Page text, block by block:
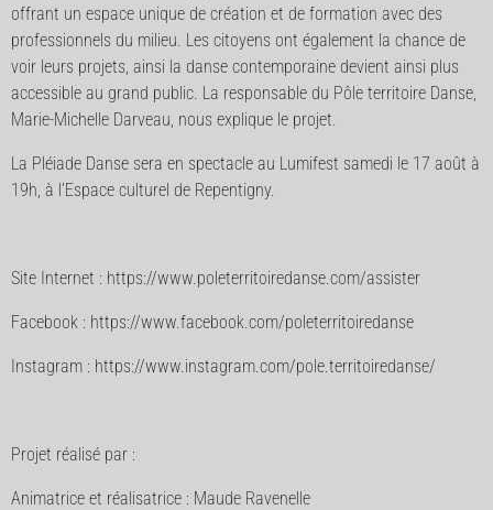
offrant un espace unique de création et de formation avec des
professionnels du milieu. Les citoyens ont également la chance de
voir leurs projets, ainsi la danse contemporaine devient ainsi plus
accessible au grand public. La responsable du Pôle territoire Danse,
Marie-Michelle Darveau, nous explique le projet.
La Pléiade Danse sera en spectacle au Lumifest samedi le 17 août à
19h, à l’Espace culturel de Repentigny.
Site Internet : https://www.poleterritoiredanse.com/assister
Facebook : https://www.facebook.com/poleterritoiredanse
Instagram : https://www.instagram.com/pole.territoiredanse/
Projet réalisé par :
Animatrice et réalisatrice : Maude Ravenelle